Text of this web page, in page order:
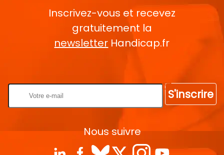
Inscrivez-vous et recevez
gratuitement la
newsletter Handicap.fr
S'inscrire
Nous suivre